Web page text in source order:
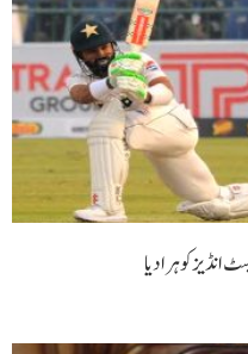
انڈیز کو ہرا دیا